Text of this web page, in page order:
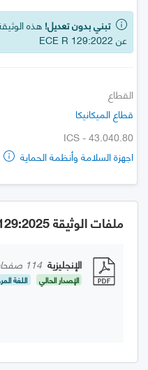
تبني بدون تعديل! هذه
عن ECE R 129:2022
القطاع
قطاع الميكانيكا
ICS - 43.040.80
اجهزة السلامة وأنظمة الحماية
ملفات الوثيقة GSO ECE R 129:2025
الإنجليزية 114 صفحات
الإصدار الحالي اللغة